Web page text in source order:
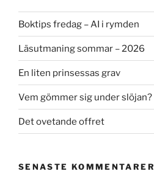
Boktips fredag – AI i rymden
Läsutmaning sommar – 2026
En liten prinsessas grav
Vem gömmer sig under slöjan?
Det ovetande offret
SENASTE KOMMENTARER